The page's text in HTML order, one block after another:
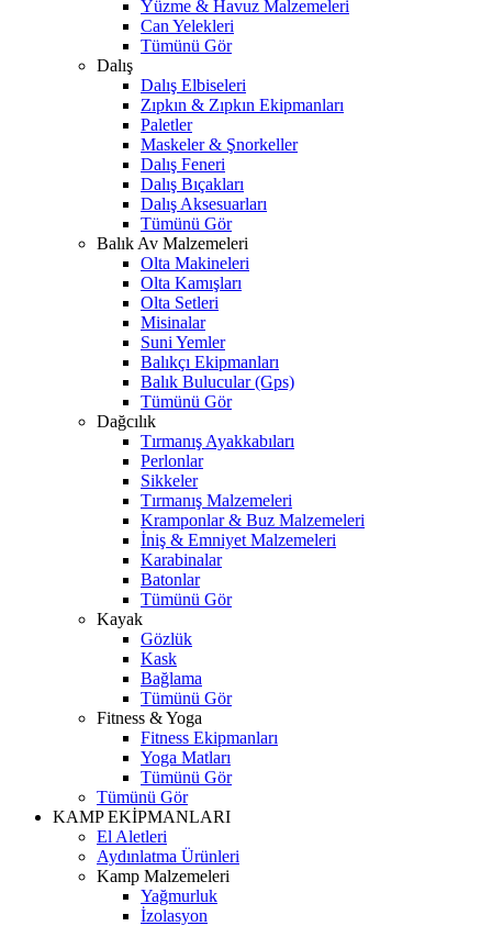
Yüzme & Havuz Malzemeleri
Can Yelekleri
Tümünü Gör
Dalış
Dalış Elbiseleri
Zıpkın & Zıpkın Ekipmanları
Paletler
Maskeler & Şnorkeller
Dalış Feneri
Dalış Bıçakları
Dalış Aksesuarları
Tümünü Gör
Balık Av Malzemeleri
Olta Makineleri
Olta Kamışları
Olta Setleri
Misinalar
Suni Yemler
Balıkçı Ekipmanları
Balık Bulucular (Gps)
Tümünü Gör
Dağcılık
Tırmanış Ayakkabıları
Perlonlar
Sikkeler
Tırmanış Malzemeleri
Kramponlar & Buz Malzemeleri
İniş & Emniyet Malzemeleri
Karabinalar
Batonlar
Tümünü Gör
Kayak
Gözlük
Kask
Bağlama
Tümünü Gör
Fitness & Yoga
Fitness Ekipmanları
Yoga Matları
Tümünü Gör
Tümünü Gör
KAMP EKİPMANLARI
El Aletleri
Aydınlatma Ürünleri
Kamp Malzemeleri
Yağmurluk
İzolasyon